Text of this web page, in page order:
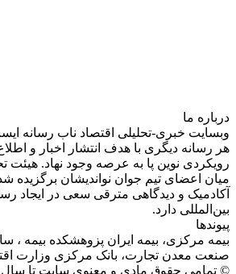
درباره‌ ما
وبسایت خبری-تحلیلی اقتصاد ناب رسانه‌
هر رسانه دیگری با هدف انتشار اخبار و
رویکردی نوین پا به عرصه وجود نهاد. هیئت
میان اعضای تیم جوان نواندیشان برگزیده
آکادمیک و دیدگاهی‌ مترقی سعی در ایجاد
بین‌المللی دارد.
پیوندها
بیمه مرکزی، بیمه ایران پزوهشکده بیمه ،
صنعت معدن تجارت، بانک مرکزی وزارت